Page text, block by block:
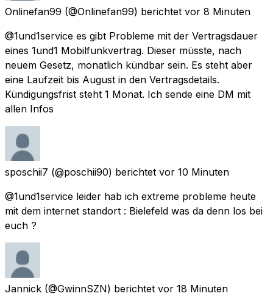
Onlinefan99 (@Onlinefan99) berichtet vor 8 Minuten
@1und1service es gibt Probleme mit der Vertragsdauer
eines 1und1 Mobilfunkvertrag. Dieser müsste, nach
neuem Gesetz, monatlich kündbar sein. Es steht aber
eine Laufzeit bis August in den Vertragsdetails.
Kündigungsfrist steht 1 Monat. Ich sende eine DM mit
allen Infos
sposchii7 (@poschii90) berichtet vor 10 Minuten
@1und1service leider hab ich extreme probleme heute
mit dem internet standort : Bielefeld was da denn los bei
euch ?
Jannick (@GwinnSZN) berichtet vor 18 Minuten